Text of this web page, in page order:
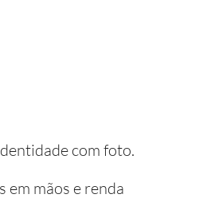
com foto.
em mãos e renda